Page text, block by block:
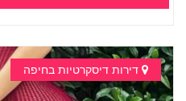
דירות דיסקרטיות בחיפה